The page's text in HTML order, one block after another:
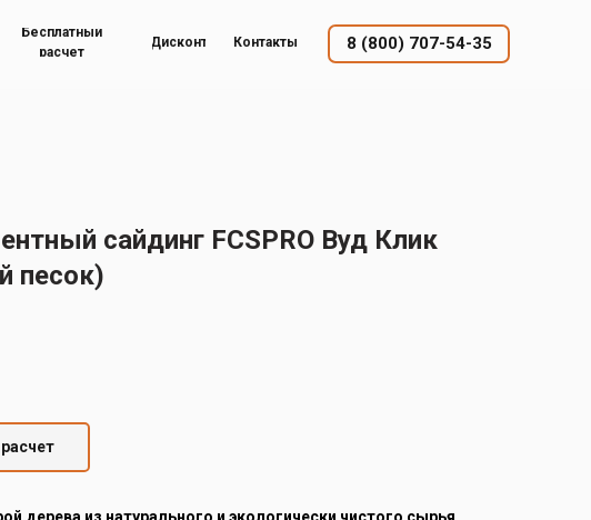
8 (800) 707-54-35
Бесплатный
расчет
Контакты
Дисконт
сайдинг FCSPRO Вуд Клик
песок)